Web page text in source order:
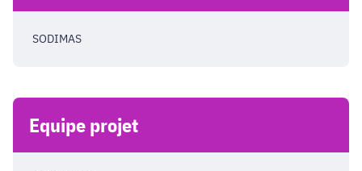
SODIMAS
Equipe projet